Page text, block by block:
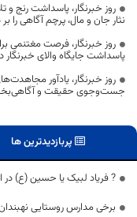
روز خبرنگار، پاسداشت رنج
نثار جان و مال، پرچم آگاهی
روز خبرنگار، فرصت مغتنمی
پاسداشت جایگاه والای
روز خبرنگار، یادآور
جست‌وجوی حقیقت و
پربازدیدترین ها
? فریاد لبیک یا حسین (ع) در
برخی مدارس روستایی